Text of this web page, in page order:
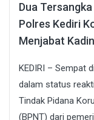
Dua
Polres Kediri
Menjabat
KEDIRI – Sempat
dalam status
Tindak Pidana
(BPNT) dari